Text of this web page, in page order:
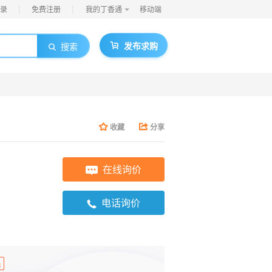
免费注册 我的丁香通 移动端
搜索 发布求购
收藏 分享
在线询价
电话询价